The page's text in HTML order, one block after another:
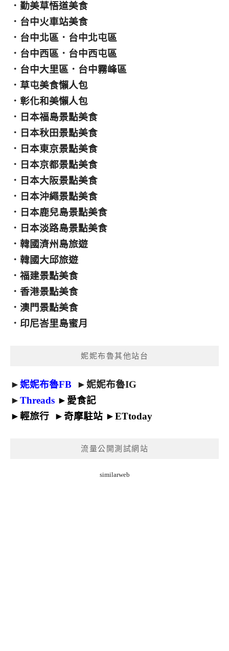
． 勤美草悟道美食
． 台中火車站美食
． 台中北區 ． 台中北屯區
． 台中西區 ． 台中西屯區
． 台中大里區 ． 台中霧峰區
． 草屯美食懶人包
． 彰化和美懶人包
． 日本福島景點美食
． 日本秋田景點美食
． 日本東京景點美食
． 日本京都景點美食
． 日本大阪景點美食
． 日本沖繩景點美食
． 日本鹿兒島景點美食
． 日本淡路島景點美食
． 韓國濟州島旅遊
． 韓國大邱旅遊
． 福建景點美食
． 香港景點美食
． 澳門景點美食
． 印尼峇里島蜜月
妮妮布魯其他站台
►妮妮布魯FB ►妮妮布魯IG
►Threads ► 愛食記
►輕旅行 ► 奇摩駐站 ►ETtoday
流量公開測試網站
similarweb